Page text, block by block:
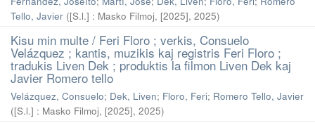
Tello, Javier ([S.l.] : Masko Filmoj, [2025], 2025)
Kisu min multe / Feri Floro ; verkis, Consuelo
Velázquez ; kantis, muzikis kaj registris Feri Floro ;
tradukis Liven Dek ; produktis la filmon Liven Dek kaj
Javier Romero tello
Velázquez, Consuelo; Dek, Liven; Floro, Feri; Romero Tello, Javier
([S.l.] : Masko Filmoj, [2025], 2025)